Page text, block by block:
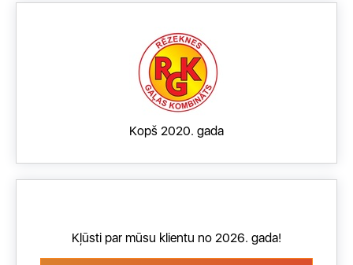
Kopš 2020. gada
Kļūsti par mūsu klientu no 2026. gada!